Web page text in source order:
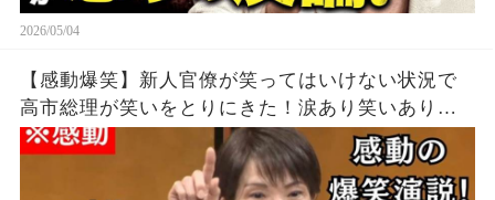
2026/05/04
【感動爆笑】新人官僚が笑ってはいけない状況で
高市総理が笑いをとりにきた！涙あり笑いありの
圧巻のスピーチ！